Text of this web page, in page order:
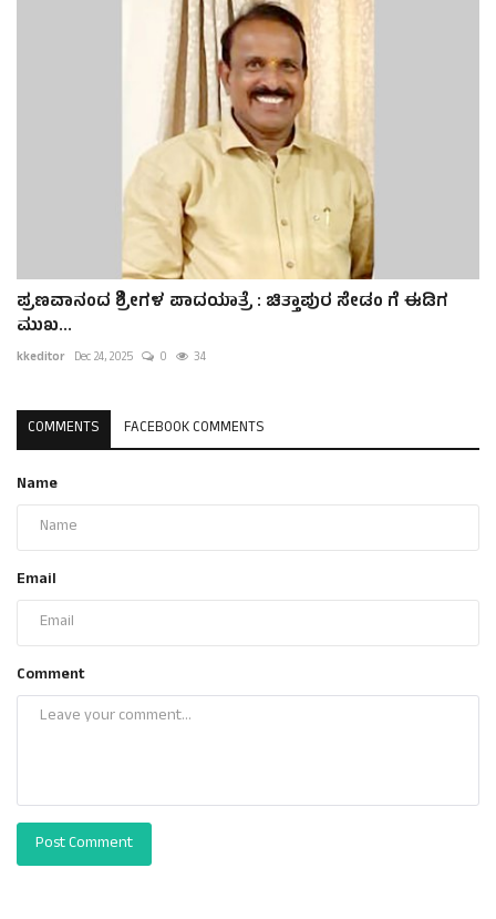
ಪ್ರಣವಾನಂದ ಶ್ರೀಗಳ ಪಾದಯಾತ್ರೆ : ಚಿತ್ತಾಪುರ ಸೇಡಂ ಗೆ ಈಡಿಗ
ಮುಖ...
kkeditor Dec 24, 2025 0 34
COMMENTS FACEBOOK COMMENTS
Name
Email
Comment
Post Comment